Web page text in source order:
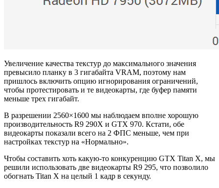
Увеличение качества текстур до максимального значения
превысило планку в 3 гигабайта VRAM, поэтому нам
пришлось включить опцию игнорирования ограничений,
чтобы протестировать и те видеокарты, где буфер памяти
меньше трех гигабайт.
В разрешении 2560×1600 мы наблюдаем вполне хорошую
производительность R9 290X и GTX 970. Кстати, обе
видеокарты показали всего на 2 ФПС меньше, чем при
настройках текстур на «Нормально».
Чтобы составить хоть какую-то конкуренцию GTX Titan X, мы
решили использовать две видеокарты R9 295, что позволило
обогнать Titan X на целый 1 кадр в секунду.